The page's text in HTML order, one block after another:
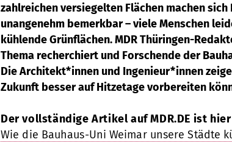
zahlreichen versiegelten Flächen machen
unangenehm bemerkbar – viele Menschen
kühlende Grünflächen. MDR Thüringen-
Thema recherchiert und Forschende der
Die Architekt*innen und Ingenieur*innen
Zukunft besser auf Hitzetage vorbereiten
Der vollständige Artikel auf MDR.DE ist
Wie die Bauhaus-Uni Weimar unsere Städte